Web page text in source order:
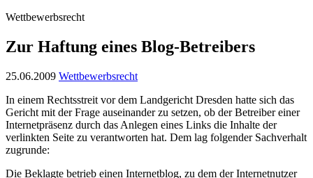
Wettbewerbsrecht
Zur Haftung eines Blog-Betreibers
25.06.2009 Wettbewerbsrecht
In einem Rechtsstreit vor dem Landgericht Dresden hatte sich das
Gericht mit der Frage auseinander zu setzen, ob der Betreiber einer
Internetpräsenz durch das Anlegen eines Links die Inhalte der
verlinkten Seite zu verantworten hat. Dem lag folgender Sachverhalt
zugrunde:
Die Beklagte betrieb einen Internetblog, zu dem der Internetnutzer